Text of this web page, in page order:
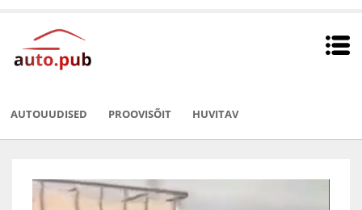
AUTOUUDISED PROOVISÕIT HUVITAV